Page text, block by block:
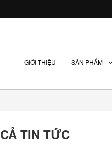
GIỚI THIỆU SẢN PHẨM
TIN TỨC